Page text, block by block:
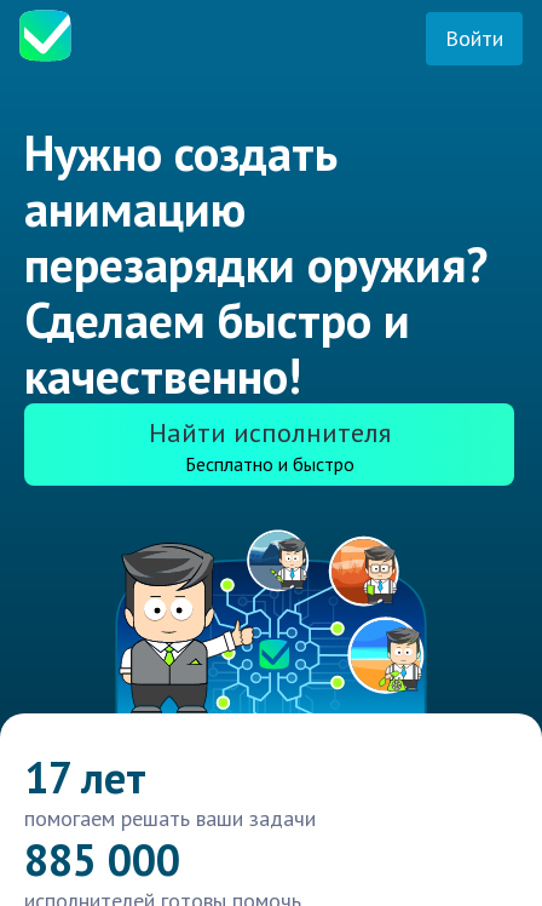
Войти
Нужно создать
анимацию
перезарядки оружия?
Сделаем быстро и
качественно!
Найти исполнителя
Бесплатно и быстро
17 лет
помогаем решать ваши задачи
885 000